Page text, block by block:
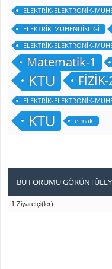
ELEKTRİK-ELEKTRONİK-
ELEKTRİK-MUHENDİSLİGİ
ELEKTRİK-ELEKTRONİK-
Matematik-1
KTU FİZİK-
ELEKTRİK-ELEKTRONİK-
KTU elmak
BU FORUMU
1 Ziyaretçi(ler)